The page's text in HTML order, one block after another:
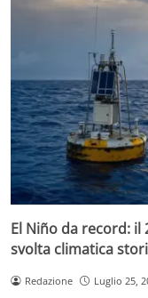
El Niño da record: il
svolta climatica
Redazione Luglio 25,